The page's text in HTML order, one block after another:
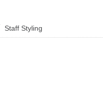
Staff Styling